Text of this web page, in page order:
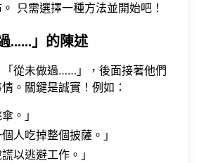
只需選擇一種方法並開始吧！
……」的陳述
從未做過……」，後面接著他們
。關鍵是誠實！例如：
。」
個人吃掉整個披薩。」
以逃避工作。」